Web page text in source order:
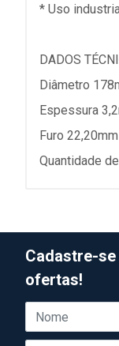
* Uso
DADOS
Diâmetro
Espessura
Furo 22,20mm
Quantidade
Cadastre-
ofertas!